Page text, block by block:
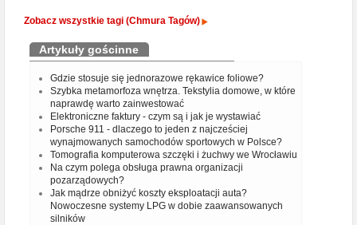
Zobacz wszystkie tagi (Chmura Tagów)
Artykuły gościnne
Gdzie stosuje się jednorazowe rękawice foliowe?
Szybka metamorfoza wnętrza. Tekstylia domowe, w które
naprawdę warto zainwestować
Elektroniczne faktury - czym są i jak je wystawiać
Porsche 911 - dlaczego to jeden z najcześciej
wynajmowanych samochodów sportowych w Polsce?
Tomografia komputerowa szczęki i żuchwy we Wrocławiu
Na czym polega obsługa prawna organizacji
pozarządowych?
Jak mądrze obniżyć koszty eksploatacji auta?
Nowoczesne systemy LPG w dobie zaawansowanych
silników